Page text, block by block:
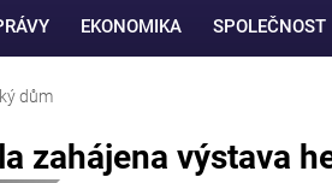
EKONOMIKA SPOLEČNOST
dům
zahájena výstava